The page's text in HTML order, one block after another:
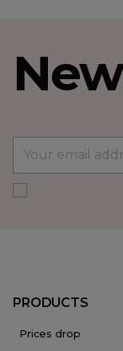
PRODUCTS
Prices drop